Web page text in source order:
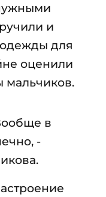
и
для
оценили
в
-